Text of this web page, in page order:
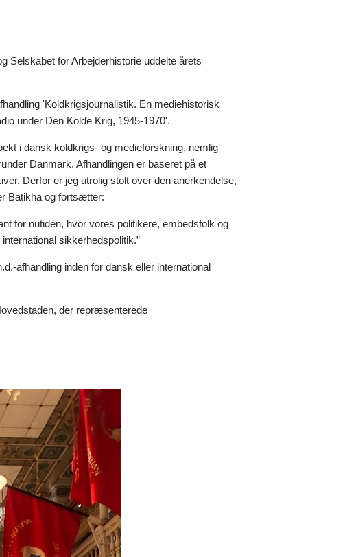
Selskabet for Arbejderhistorie uddelte årets
'Koldkrigsjournalistik. En mediehistorisk
under Den Kolde Krig, 1945-1970'.
i dansk koldkrigs- og medieforskning, nemlig
Danmark. Afhandlingen er baseret på et
Derfor er jeg utrolig stolt over den anerkendelse,
Batikha og fortsætter:
for nutiden, hvor vores politikere, embedsfolk og
sikkerhedspolitik.”
afhandling inden for dansk eller international
der repræsenterede